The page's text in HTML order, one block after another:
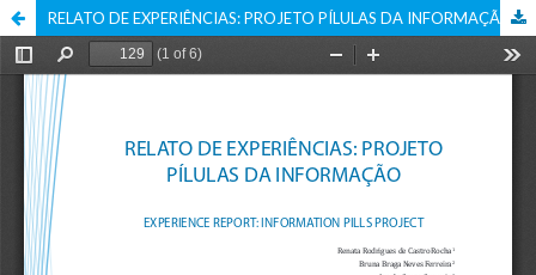
RELATO DE EXPERIÊNCIAS: PROJETO PÍLULAS DA INFORMAÇÃO